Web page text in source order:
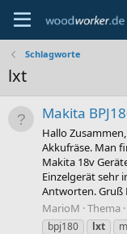
Schlagworte
lxt
Makita
Hallo
Akkufräse. Man
Makita 18v
Einzelgerät sehr
Antworten. Gruß
MarioM Thema
bpj180
lxt